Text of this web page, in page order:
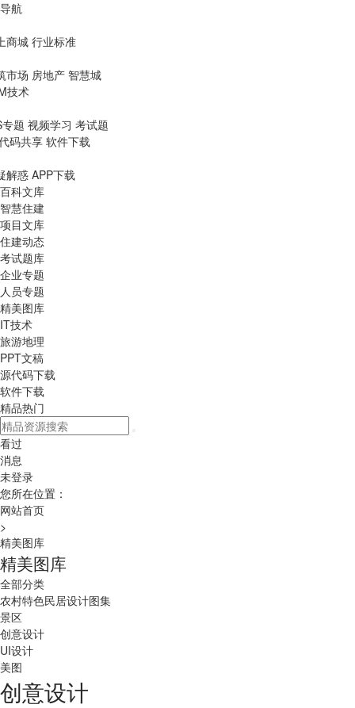
导航
商城 行业标准
市场 房地产 智慧城
技术
题 视频学习 考试题
码共享 软件下载
解惑 APP下载
百科文库
智慧住建
项目文库
住建动态
考试题库
企业专题
人员专题
精美图库
IT技术
旅游地理
PPT文稿
源代码下载
软件下载
精品热门
看过
消息
未登录
您所在位置：
网站首页
>
精美图库
精美图库
全部分类
农村特色民居设计图集
景区
创意设计
UI设计
美图
创意设计